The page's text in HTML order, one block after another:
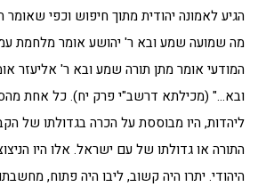
הגיע לאמונה יהודית מתוך חיפוש וכפי
מה שמועה שמע ובא ר' יהושע אומר מלחמת
המודעי אומר מתן תורה שמע ובא ר' אליעזר
ובא…" (מכילתא דרשב"י פרק יח). כל אחת
ליהדות, היו מבוססת על הכרה בגדולתו של
התורה או גדולתו של עם ישראל. אלו היו
היהודי. יתרו היה קשוב, ליבו היה פתוח,